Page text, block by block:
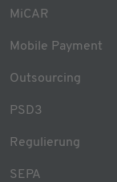
MiCAR
Mobile Payment
Outsourcing
PSD3
Regulierung
SEPA